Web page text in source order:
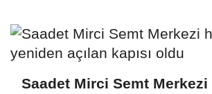
Saadet Mirci Semt Merkezi